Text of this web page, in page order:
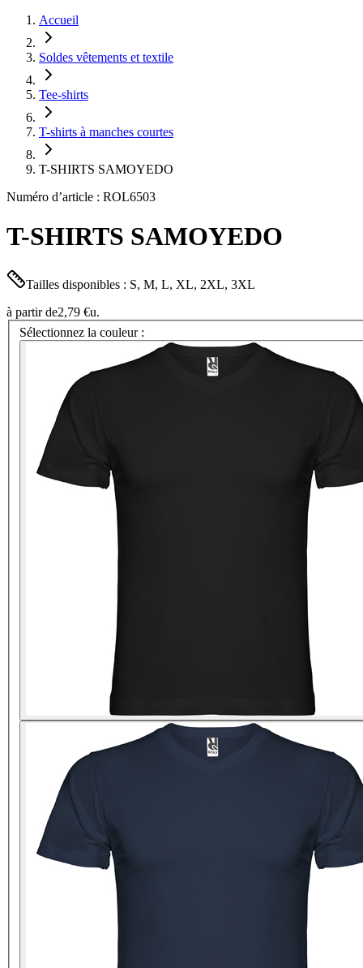
Accueil
Soldes vêtements et textile
Tee-shirts
T-shirts à manches courtes
T-SHIRTS SAMOYEDO
Numéro d’article : ROL6503
T-SHIRTS SAMOYEDO
Tailles disponibles : S, M, L, XL, 2XL, 3XL
à partir de2,79 €u.
Sélectionnez la couleur :